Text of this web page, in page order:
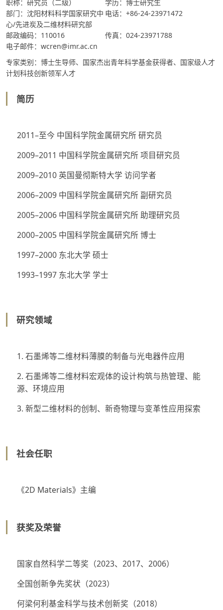
职称：研究员（二级）
学历：博士研究生
部门：沈阳材料科学国家研究中
心/先进炭及二维材料研究部
电话：+86-24-23971472
邮政编码：110016
传真：024-23971788
电子邮件：wcren@imr.ac.cn
专家类别：博士生导师、国家杰出青年科学基金获得者、国家级人才
计划科技创新领军人才
简历
2011–至今 中国科学院金属研究所 研究员
2009–2011 中国科学院金属研究所 项目研究员
2009–2010 英国曼彻斯特大学 访问学者
2006–2009 中国科学院金属研究所 副研究员
2005–2006 中国科学院金属研究所 助理研究员
2000–2005 中国科学院金属研究所 博士
1997–2000 东北大学 硕士
1993–1997 东北大学 学士
研究领域
1. 石墨烯等二维材料薄膜的制备与光电器件应用
2. 石墨烯等二维材料宏观体的设计构筑与热管理、能
源、环境应用
3. 新型二维材料的创制、新奇物理与变革性应用探索
社会任职
《2D Materials》主编
获奖及荣誉
国家自然科学二等奖（2023、2017、2006）
全国创新争先奖状（2023）
何梁何利基金科学与技术创新奖（2018）